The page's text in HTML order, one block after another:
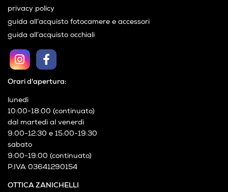
OTTICA ZANICHELLI
Orari d'apertura:
lunedì
10:00-18:00 (continuato)
dal martedì al venerdì
9:00-12:30 e 15:00-19:30
sabato
9:00-19:00 (continuato)
P.IVA 03641290154
privacy policy
guida all’acquisto fotocamere e accessori
guida all’acquisto occhiali